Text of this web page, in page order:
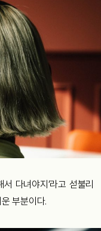
다녀야지’라고 섣불리
부분이다.